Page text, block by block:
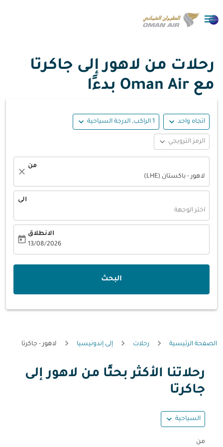

رحلات من لاهور إلى جاكرتا
مع Oman Air بدءًا
اتجاه واحد expand_more 1 الراكب, الدرجة السياحية expand_more
الرمز الترويجي expand_more
من
لاهور - باكستان (LHE)
close
الى
اختر الوجهة
الانطلاق
13/08/2026
today
البحث
الصفحة الرئيسية رحلات إلى إندونيسيا لاهور - جاكرتا
رحلاتنا الأكثر بحثًا من لاهور إلى
جاكرتا
السياحية expand_more
من
حاول تحديث الرحلة (مغادرة و/أو وجهة) أو التفاعل مع